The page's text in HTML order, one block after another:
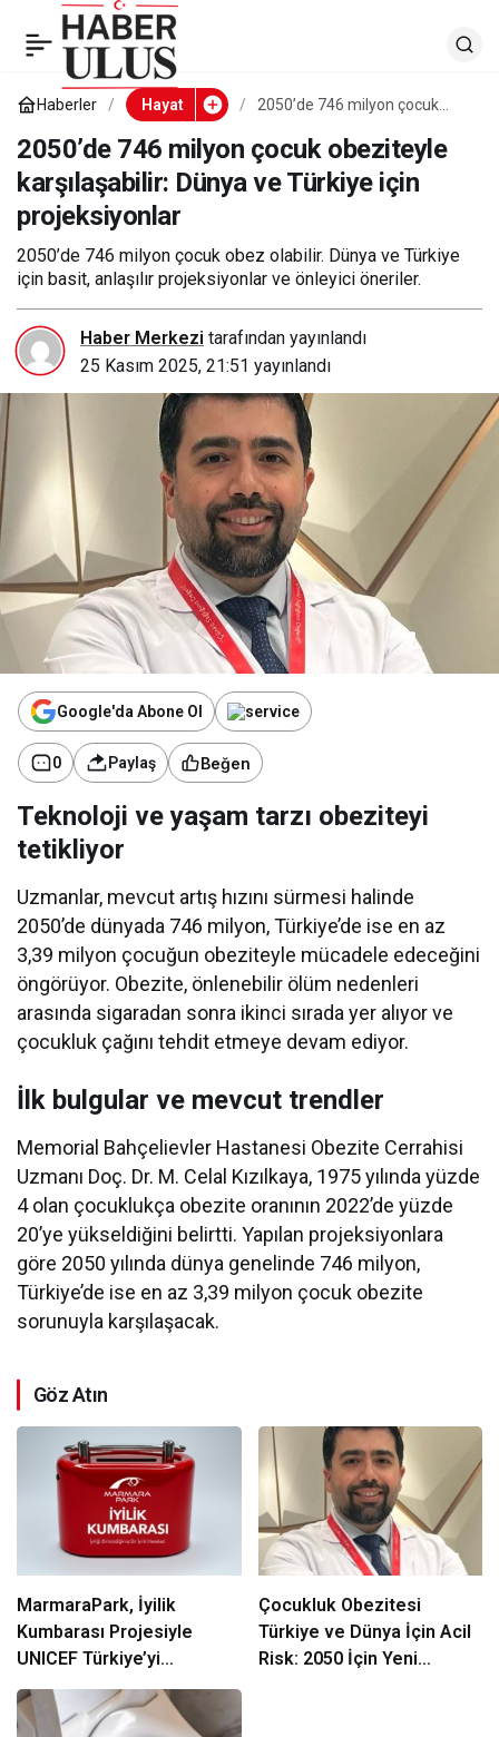
Haberler Hayat
2050’de 746 milyon çocuk
Dünya ve Türkiye için
projeksiyonlar
2050’de 746 milyon çocuk obeziteyle
karşılaşabilir: Dünya ve Türkiye için
projeksiyonlar
2050’de 746 milyon çocuk obez olabilir. Dünya ve Türkiye
için basit, anlaşılır projeksiyonlar ve önleyici öneriler.
Haber Merkezi tarafından yayınlandı
25 Kasım 2025, 21:51 yayınlandı
Google'da Abone Ol
0 Paylaş Beğen
Teknoloji ve yaşam tarzı obeziteyi
tetikliyor
Uzmanlar, mevcut artış hızını sürmesi halinde
2050’de dünyada 746 milyon, Türkiye’de ise en az
3,39 milyon çocuğun obeziteyle mücadele edeceğini
öngörüyor. Obezite, önlenebilir ölüm nedenleri
arasında sigaradan sonra ikinci sırada yer alıyor ve
çocukluk çağını tehdit etmeye devam ediyor.
İlk bulgular ve mevcut trendler
Memorial Bahçelievler Hastanesi Obezite Cerrahisi
Uzmanı Doç. Dr. M. Celal Kızılkaya, 1975 yılında yüzde
4 olan çocuklukça obezite oranının 2022’de yüzde
20’ye yükseldiğini belirtti. Yapılan projeksiyonlara
göre 2050 yılında dünya genelinde 746 milyon,
Türkiye’de ise en az 3,39 milyon çocuk obezite
sorunuyla karşılaşacak.
Göz Atın
MarmaraPark, İyilik
Kumbarası Projesiyle
UNICEF Türkiye’yi
Destekliyor
Çocukluk Obezitesi
Türkiye ve Dünya İçin Acil
Risk: 2050 İçin Yeni
2050’de 746 milyon
çocuk obeziteyle
karşılaşabilir: Dünya ve
Türkiye için
projeksiyonlar